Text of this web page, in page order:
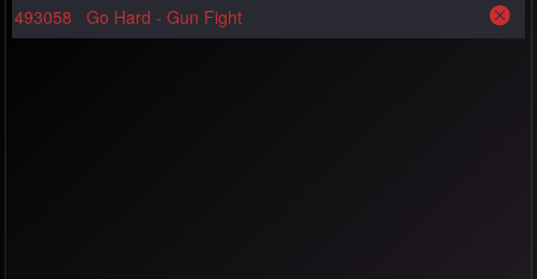
493058 Go Hard - Gun Fight